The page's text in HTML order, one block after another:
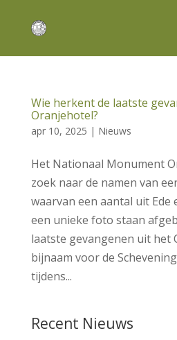
Wie herkent de laatste
Oranjehotel?
apr 10, 2025 | Nieuws
Het Nationaal Monument
zoek naar de namen van
waarvan een aantal uit Ede
een unieke foto staan
laatste gevangenen uit het
bijnaam voor de
tijdens...
Recent Nieuws